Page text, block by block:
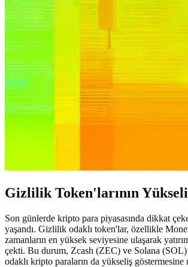
Gizlilik Token'larının
Son günlerde kripto para piyasasında dikkat
yaşandı. Gizlilik odaklı token'lar, özellikle
zamanların en yüksek seviyesine ulaşarak
çekti. Bu durum, Zcash (ZEC) ve Solana
odaklı kripto paraların da yükseliş göstermesine